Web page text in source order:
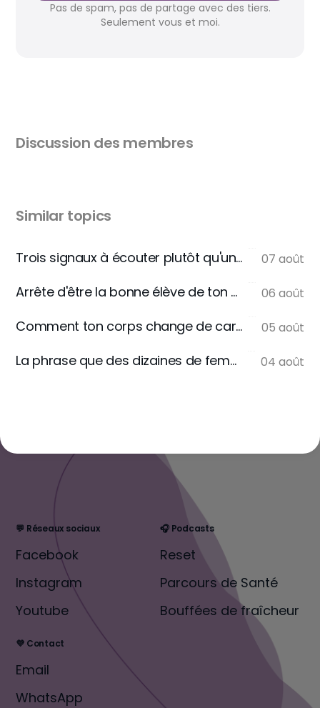
Pas de spam, pas de partage avec des tiers.
Seulement vous et moi.
Discussion des membres
Similar topics
Trois signaux à écouter plutôt qu'une règle 07 août
Arrête d'être la bonne élève de ton assiette 06 août
Comment ton corps change de carburant 05 août
La phrase que des dizaines de femmes m'écrivent 04 août
💬 Réseaux sociaux
Facebook
Instagram
Youtube
🎧 Podcasts
Reset
Parcours de Santé
Bouffées de fraîcheur
💜 Contact
Email
WhatsApp